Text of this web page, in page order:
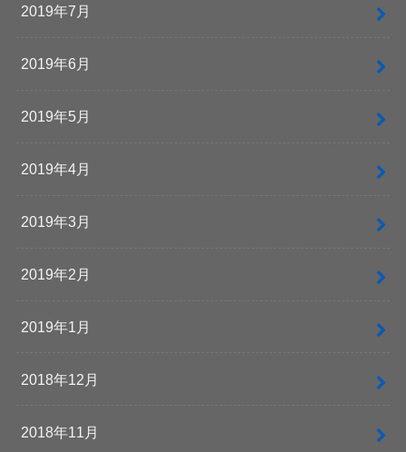
2019年7月
2019年6月
2019年5月
2019年4月
2019年3月
2019年2月
2019年1月
2018年12月
2018年11月